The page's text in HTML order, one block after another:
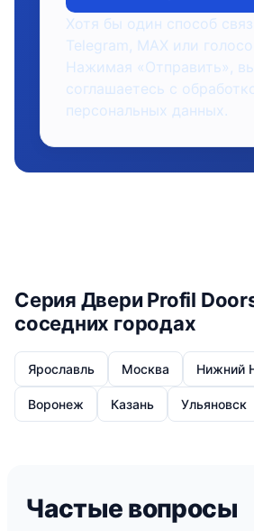
Хотя бы один способ
Telegram, MAX или
Нажимая «Отправить»,
соглашаетесь с
персональных данных.
Серия Двери Profil
соседних городах
Ярославль Москва Нижний
Воронеж Казань Ульяновск
Частые вопросы